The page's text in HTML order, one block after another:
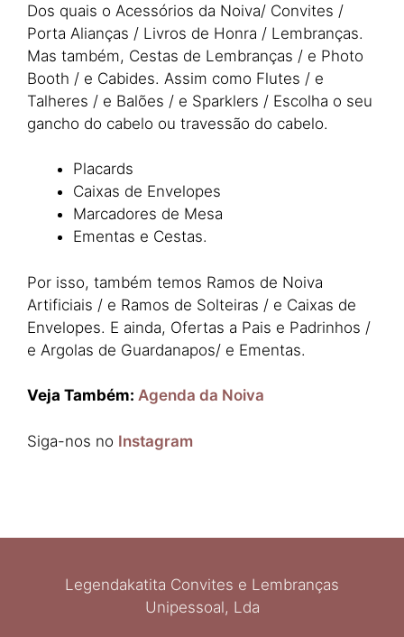
Dos quais o Acessórios da Noiva/ Convites /
Porta Alianças / Livros de Honra / Lembranças.
Mas também, Cestas de Lembranças / e Photo
Booth / e Cabides. Assim como Flutes / e
Talheres / e Balões / e Sparklers / Escolha o seu
gancho do cabelo ou travessão do cabelo.
Placards
Caixas de Envelopes
Marcadores de Mesa
Ementas e Cestas.
Por isso, também temos Ramos de Noiva
Artificiais / e Ramos de Solteiras / e Caixas de
Envelopes. E ainda, Ofertas a Pais e Padrinhos /
e Argolas de Guardanapos/ e Ementas.
Veja Também: Agenda da Noiva
Siga-nos no Instagram
Legendakatita Convites e Lembranças
Unipessoal, Lda